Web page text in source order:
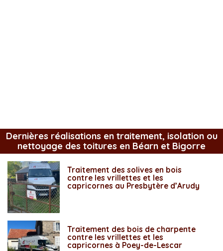
Dernières réalisations en traitement, isolation ou
nettoyage des toitures en Béarn et Bigorre
Traitement des solives en bois
contre les vrillettes et les
capricornes au Presbytère d’Arudy
Traitement des bois de charpente
contre les vrillettes et les
capricornes à Poey-de-Lescar